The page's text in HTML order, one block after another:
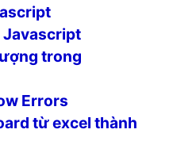
Javascript
trong
Errors
từ excel thành